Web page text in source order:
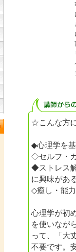
☆こんな方
◆心理学を
◇セルフ・
◆ストレス
に興味があ
◇癒し・能
心理学が初
を使いなが
って、「大
不要です。